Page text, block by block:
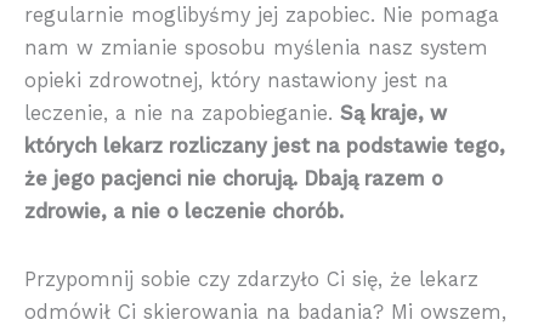
regularnie moglibyśmy jej zapobiec. Nie pomaga
nam w zmianie sposobu myślenia nasz system
opieki zdrowotnej, który nastawiony jest na
leczenie, a nie na zapobieganie. Są kraje, w
których lekarz rozliczany jest na podstawie tego,
że jego pacjenci nie chorują. Dbają razem o
zdrowie, a nie o leczenie chorób.
Przypomnij sobie czy zdarzyło Ci się, że lekarz
odmówił Ci skierowania na badania? Mi owszem,